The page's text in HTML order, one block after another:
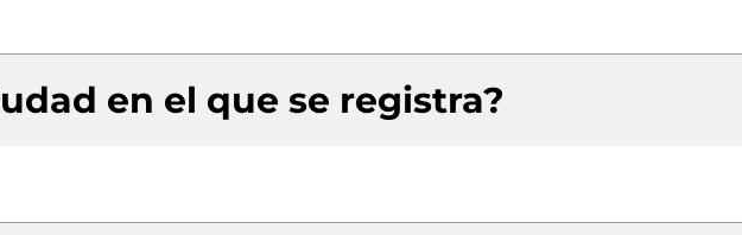
en el que se registra?